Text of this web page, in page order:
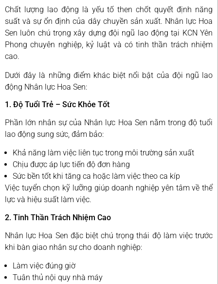
Chất lượng lao động là yếu tố then chốt quyết định năng
suất và sự ổn định của dây chuyền sản xuất. Nhân lực Hoa
Sen luôn chú trọng xây dựng đội ngũ lao động tại KCN Yên
Phong chuyên nghiệp, kỷ luật và có tinh thần trách nhiệm
cao.
Dưới đây là những điểm khác biệt nổi bật của đội ngũ lao
động Nhân lực Hoa Sen:
1. Độ Tuổi Trẻ – Sức Khỏe Tốt
Phần lớn nhân sự của Nhân lực Hoa Sen nằm trong độ tuổi
lao động sung sức, đảm bảo:
Khả năng làm việc liên tục trong môi trường sản xuất
Chịu được áp lực tiến độ đơn hàng
Sức bền tốt khi tăng ca hoặc làm việc theo ca kíp
Việc tuyển chọn kỹ lưỡng giúp doanh nghiệp yên tâm về thể
lực và hiệu suất làm việc.
2. Tinh Thần Trách Nhiệm Cao
Nhân lực Hoa Sen đặc biệt chú trọng thái độ làm việc trước
khi bàn giao nhân sự cho doanh nghiệp:
Làm việc đúng giờ
Tuân thủ nội quy nhà máy